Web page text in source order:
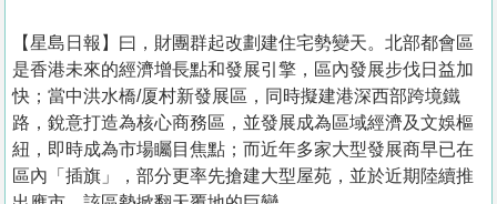
【星島日報】曰，財團群起改劃建住宅勢變天。北部都會區
是香港未來的經濟增長點和發展引擎，區內發展步伐日益加
快；當中洪水橋/厦村新發展區，同時擬建港深西部跨境鐵
路，銳意打造為核心商務區，並發展成為區域經濟及文娛樞
紐，即時成為市場矚目焦點；而近年多家大型發展商早已在
區內「插旗」，部分更率先搶建大型屋苑，並於近期陸續推